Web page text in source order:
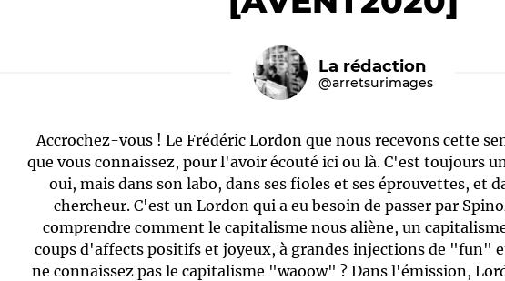
Le médiateur L'équipe
La rédaction
@arretsurimages
Accrochez-vous ! Le Frédéric Lordon que nous recevons cette
que vous connaissez, pour l'avoir écouté ici ou là. C'est toujours
oui, mais dans son labo, dans ses fioles et ses éprouvettes, et
chercheur. C'est un Lordon qui a eu besoin de passer par
comprendre comment le capitalisme nous aliène, un
coups d'affects positifs et joyeux, à grandes injections de "fun"
ne connaissez pas le capitalisme "waoow" ? Dans l'émission,